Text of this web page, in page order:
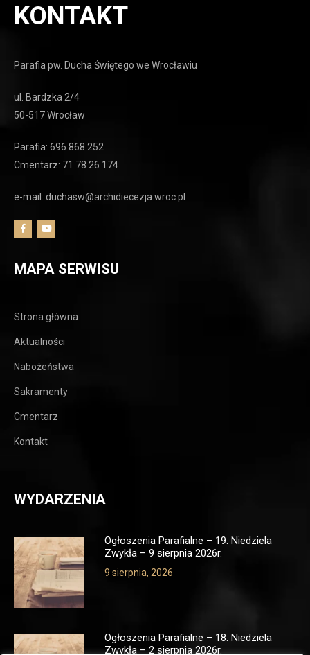
KONTAKT
Parafia pw. Ducha Świętego we Wrocławiu
ul. Bardzka 2/4
50-517 Wrocław
Parafia: 696 868 252
Cmentarz: 71 78 26 174
e-mail: duchasw@archidiecezja.wroc.pl
MAPA SERWISU
Strona główna
Aktualności
Nabożeństwa
Sakramenty
Cmentarz
Kontakt
WYDARZENIA
Ogłoszenia Parafialne – 19. Niedziela
Zwykła – 9 sierpnia 2026r.
9 sierpnia, 2026
Ogłoszenia Parafialne – 18. Niedziela
Zwykła – 2 sierpnia 2026r.